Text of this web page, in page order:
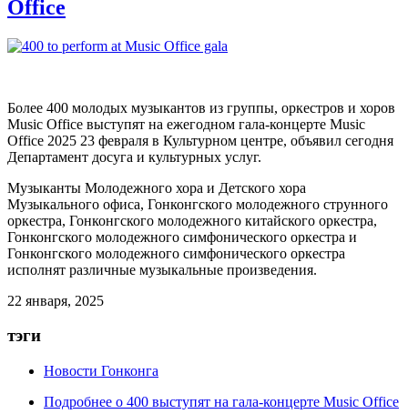
Office
Более 400 молодых музыкантов из группы, оркестров и хоров
Music Office выступят на ежегодном гала-концерте Music
Office 2025 23 февраля в Культурном центре, объявил сегодня
Департамент досуга и культурных услуг.
Музыканты Молодежного хора и Детского хора
Музыкального офиса, Гонконгского молодежного струнного
оркестра, Гонконгского молодежного китайского оркестра,
Гонконгского молодежного симфонического оркестра и
Гонконгского молодежного симфонического оркестра
исполнят различные музыкальные произведения.
22 января, 2025
тэги
Новости Гонконга
Подробнее о 400 выступят на гала-концерте Music Office